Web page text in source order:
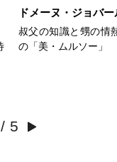
ドメーヌ・ジョバ
叔父の知識と甥の情
の「美・ムルソー」
/ 5